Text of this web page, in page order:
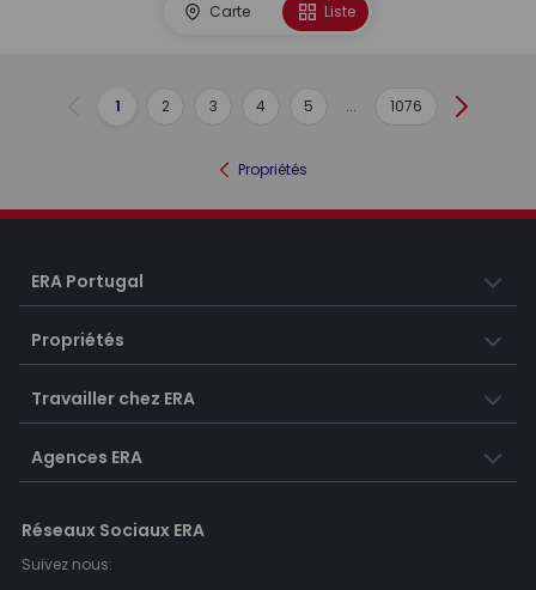
Carte Liste
Précédent
1 2 3 4 5 ... 1076 Suivant
Propriétés
ERA Portugal
Propriétés
Travailler chez ERA
Agences ERA
Réseaux Sociaux ERA
Suivez nous: